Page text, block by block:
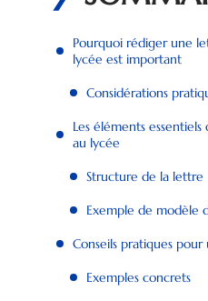
Pourquoi rédiger une
lycée est important
Considérations
Les éléments
au lycée
Structure de la lettre
Exemple de modèle
Conseils pratiques
Exemples concrets